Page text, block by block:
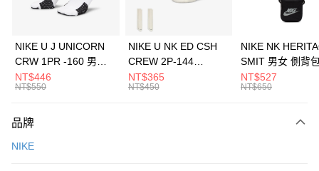
上海商業儲蓄銀行
元大商業銀行
台灣樂天信用卡公司
Apple Pay
全盈+PAY
AFTEE先享後付
【關於「AFTEE先享後付」】
便利好安心！
運送方式
NIKE U J UNICORN
CRW 1PR -160 男女
中統襪 FZ3393100
NT$446
NT$550
NIKE U NK ED CSH
CREW 2P-144
EMBRDY 男女 短統襪
FZ3073133
NT$365
NT$450
NIKE NK
SMIT 男女 側背
BA5871010
NT$527
NT$650
品牌
NIKE